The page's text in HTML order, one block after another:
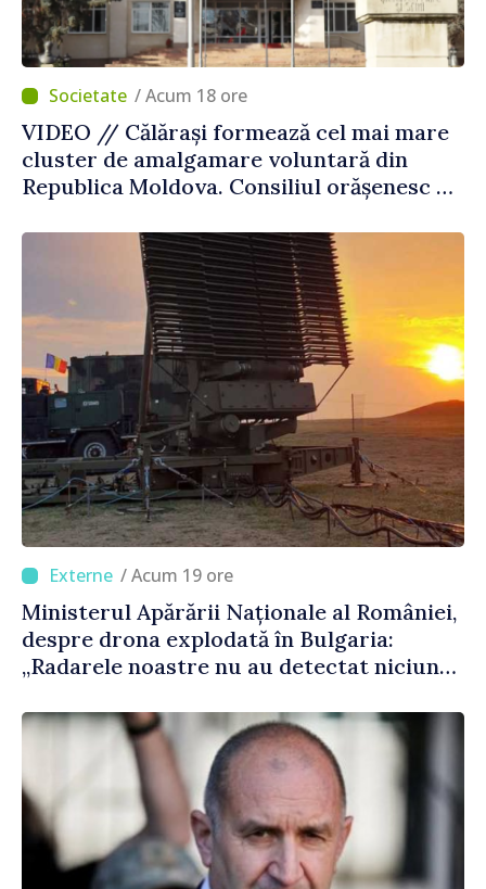
/ Acum 18 ore
VIDEO // Călărași formează cel mai mare
cluster de amalgamare voluntară din
Republica Moldova. Consiliul orășenesc a
/ Acum 19 ore
Ministerul Apărării Naționale al României,
despre drona explodată în Bulgaria:
„Radarele noastre nu au detectat niciun